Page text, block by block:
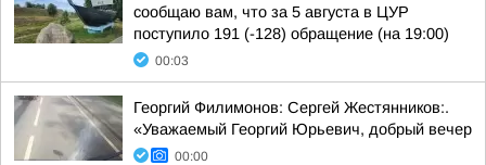
сообщаю вам, что за 5 августа в ЦУР
поступило 191 (-128) обращение (на 19:00)
00:03
Георгий Филимонов: Сергей Жестянников:.
«Уважаемый Георгий Юрьевич, добрый вечер
00:00